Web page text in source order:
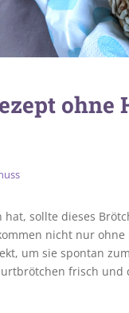
ohne
sollte dieses
nicht nur ohne
um sie spontan
frisch